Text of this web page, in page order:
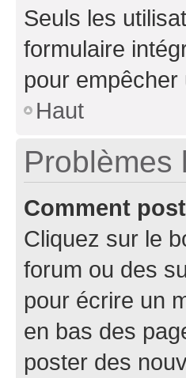
Seuls les
formulaire
pour
Haut
Problèmes
Comment
Cliquez sur le
forum ou des
pour écrire un
en bas des
poster des